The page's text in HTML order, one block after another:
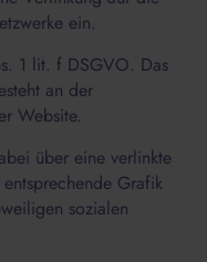
ein.
1 lit. f DSGVO. Das
an der
Website.
über eine verlinkte
Grafik
sozialen